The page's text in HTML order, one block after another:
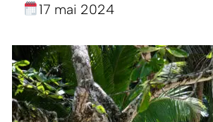
17 mai 2024